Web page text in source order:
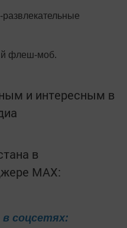
флеш-моб.
и интересным в
в
MАХ:
соцсетях: